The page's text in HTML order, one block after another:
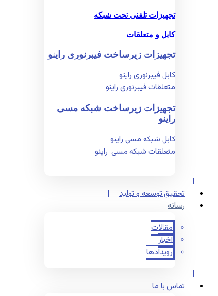
تجهیزات تلفنی تحت شبکه
کابل و متعلقات
تجهیزات زیر‌ساخت فیبر‌نوری راینو
کابل فیبر‌نوری راینو
متعلقات فیبر‌نوری راینو
تجهیزات زیر‌ساخت شبکه مسی
راینو
کابل شبکه مسی راینو
متعلقات شبکه مسی راینو
تحقیق توسعه و تولید
رسانه
مقالات
اخبار
رویدادها
تماس با ما